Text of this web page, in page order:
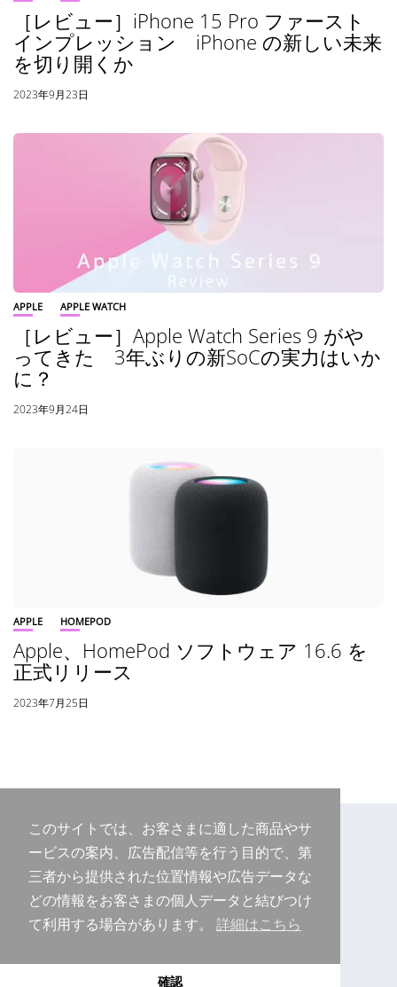
［レビュー］iPhone 15 Pro ファースト
インプレッション iPhone の新しい未来
を切り開くか
2023年9月23日
APPLE APPLE WATCH
［レビュー］Apple Watch Series 9 がや
ってきた 3年ぶりの新SoCの実力はいか
に？
2023年9月24日
APPLE HOMEPOD
Apple、HomePod ソフトウェア 16.6 を
正式リリース
2023年7月25日
このサイトでは、お客さまに適した商品やサ
ービスの案内、広告配信等を行う目的で、第
三者から提供された位置情報や広告データな
どの情報をお客さまの個人データと結びつけ
て利用する場合があります。 詳細はこちら
確認